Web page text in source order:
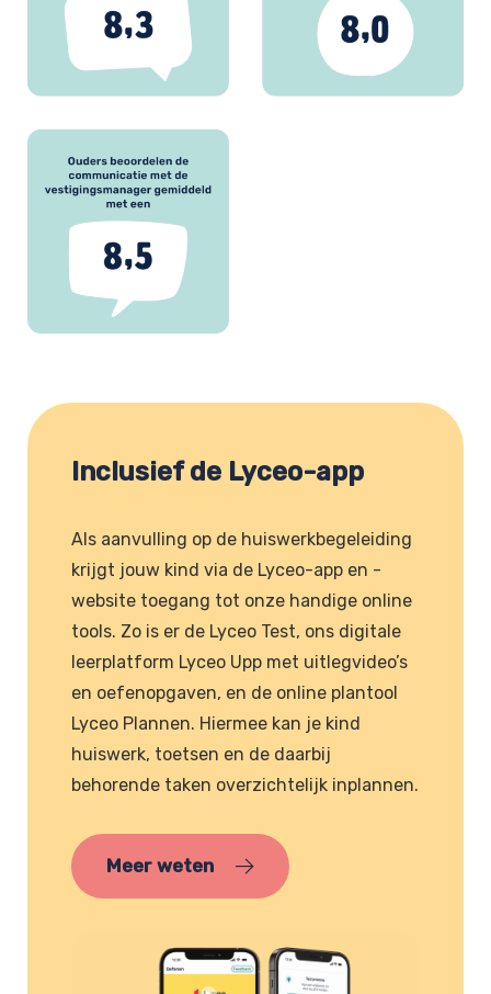
Inclusief de Lyceo-app
Als aanvulling op de huiswerkbegeleiding
krijgt jouw kind via de Lyceo-app en -
website toegang tot onze handige online
tools. Zo is er de Lyceo Test, ons digitale
leerplatform Lyceo Upp met uitlegvideo’s
en oefenopgaven, en de online plantool
Lyceo Plannen. Hiermee kan je kind
huiswerk, toetsen en de daarbij
behorende taken overzichtelijk inplannen.
Meer weten